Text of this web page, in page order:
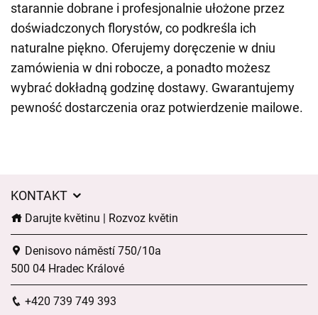
starannie dobrane i profesjonalnie ułożone przez
doświadczonych florystów, co podkreśla ich
naturalne piękno. Oferujemy doręczenie w dniu
zamówienia w dni robocze, a ponadto możesz
wybrać dokładną godzinę dostawy. Gwarantujemy
pewność dostarczenia oraz potwierdzenie mailowe.
KONTAKT
Darujte květinu | Rozvoz květin
Denisovo náměstí 750/10a
500 04 Hradec Králové
+420 739 749 393